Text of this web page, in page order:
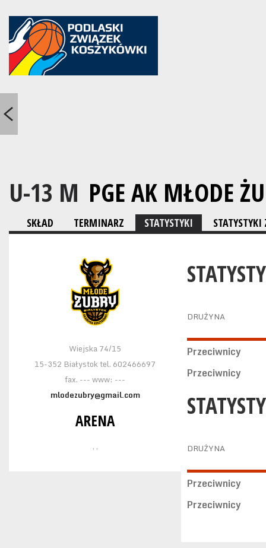
U-13 M PGE AK MŁODE
SKŁAD TERMINARZ STATYSTYKI
Wiejska 74/15
15-352 Białystok tel. 602466697
fax. --- www: ---
mlodezubry@gmail.com
ARENA
, ,
DRUŻYNA
Przeciwnicy
Przeciwnicy
DRUŻYNA
Przeciwnicy
Przeciwnicy